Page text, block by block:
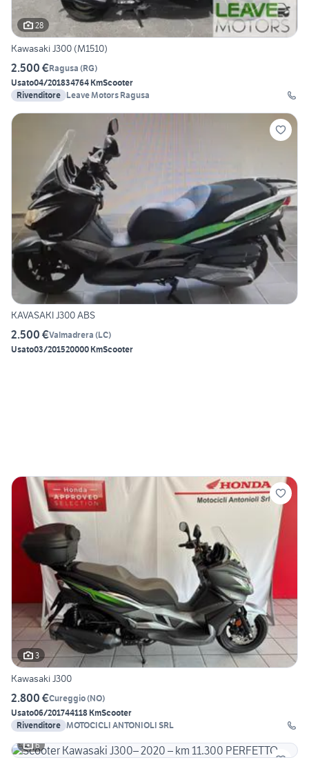
28
Kawasaki J300 (M1510)
2.500 €Ragusa (RG)
Usato04/201834764 KmScooter
Rivenditore Leave Motors Ragusa
KAVASAKI J300 ABS
2.500 €Valmadrera (LC)
Usato03/201520000 KmScooter
3
Kawasaki J300
2.800 €Cureggio(NO)
Usato06/201744118 KmScooter
Rivenditore MOTOCICLI ANTONIOLI SRL
6